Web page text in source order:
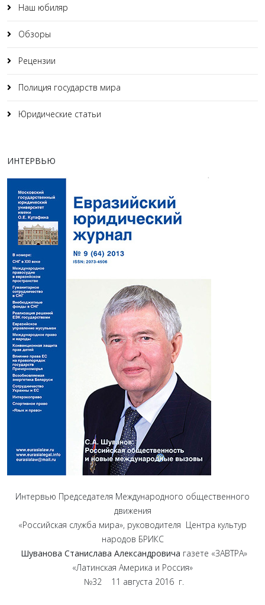
Наш юбиляр
Обзоры
Рецензии
Полиция государств мира
Юридические статьи
ИНТЕРВЬЮ
Интервью Председателя Международного общественного
движения
«Российская служба мира», руководителя Центра культур
народов БРИКС
Шуванова Станислава Александровича газете «ЗАВТРА»
«Латинская Америка и Россия»
№32 11 августа 2016 г.